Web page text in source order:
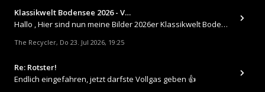
Klassikwelt Bodensee 2026 - V…
Hallo , Hier sind nun meine Bilder 2026er Klassikwelt Bodensee 😀 https://up.picr.de/51125547rb.jpg https://up.pi
The Recycler, Do 23. Jul 2026, 19:25
Re: Rotster!
Endlich eingefahren, jetzt darfste Vollgas geben 👍